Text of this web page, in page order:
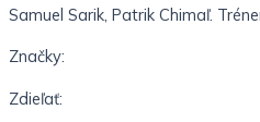
Samuel Sarik, Patrik Chimaľ.
Značky:
Zdieľať: